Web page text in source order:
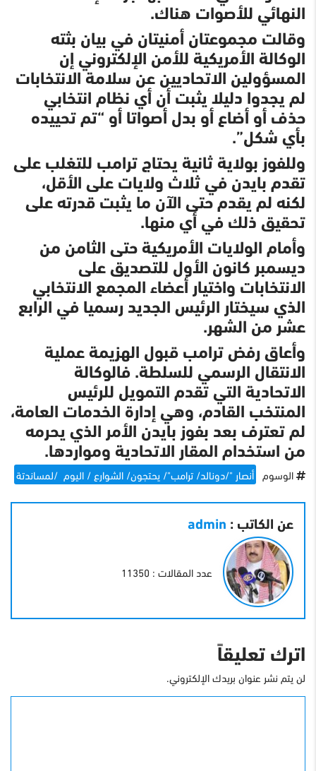
النهائي للأصوات هناك.
وقالت مجموعتان أمنيتان في بيان بثته
الوكالة الأمريكية للأمن الإلكتروني إن
المسؤولين الاتحاديين عن سلامة الانتخابات
لم يجدوا دليلا يثبت أن أي نظام انتخابي
حذف أو أضاع أو بدل أصواتا أو “تم تحييده
بأي شكل”.
وللفوز بولاية ثانية يحتاج ترامب للتغلب على
تقدم بايدن في ثلاث ولايات على الأقل،
لكنه لم يقدم حتى الآن ما يثبت قدرته على
تحقيق ذلك في أي منها.
وأمام الولايات الأمريكية حتى الثامن من
ديسمبر كانون الأول للتصديق على
الانتخابات واختيار أعضاء المجمع الانتخابي
الذي سيختار الرئيس الجديد رسميا في الرابع
عشر من الشهر.
وأعاق رفض ترامب قبول الهزيمة عملية
الانتقال الرسمي للسلطة. فالوكالة
الاتحادية التي تقدم التمويل للرئيس
المنتخب القادم، وهي إدارة الخدمات العامة،
لم تعترف بعد بفوز بايدن الأمر الذي يحرمه
من استخدام المقار الاتحادية ومواردها.
الوسوم أنصار "/دونالد/ ترامب"/ يحتجون/ الشوارع / اليوم /لمساندتة
عن الكاتب : admin
عدد المقالات : 11350
اترك تعليقاً
لن يتم نشر عنوان بريدك الإلكتروني.